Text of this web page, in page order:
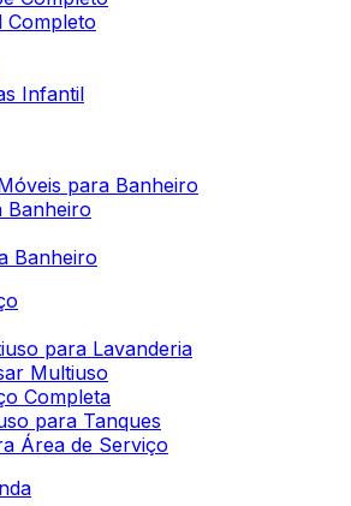
Completo
Infantil
para Banheiro
Banheiro
Banheiro
para Lavanderia
Multiuso
Completa
para Tanques
Área de Serviço